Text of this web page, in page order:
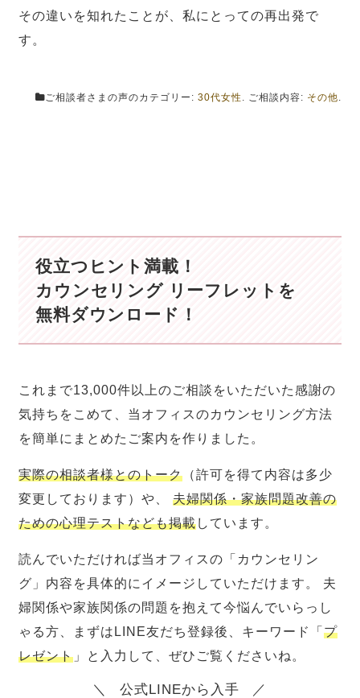
その違いを知れたことが、私にとっての再出発で
す。
ご相談者さまの声のカテゴリー: 30代女性. ご相談内容: その他.
役立つヒント満載！
カウンセリング リーフレットを
無料ダウンロード！
これまで13,000件以上のご相談をいただいた感謝の
気持ちをこめて、当オフィスのカウンセリング方法
を簡単にまとめたご案内を作りました。
実際の相談者様とのトーク （許可を得て内容は多少
変更しております）や、夫婦関係・家族問題改善の
ための心理テストなども掲載しています。
読んでいただければ当オフィスの「カウンセリン
グ」内容を具体的にイメージしていただけます。 夫
婦関係や家族関係の問題を抱えて今悩んでいらっし
ゃる方、まずはLINE友だち登録後、キーワード「プ
レゼント 」と入力して、ぜひご覧くださいね。
公式LINEから入手